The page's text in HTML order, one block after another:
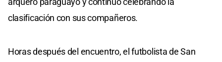
clasificación con sus compañeros.
Horas después del encuentro, el futbolista de San